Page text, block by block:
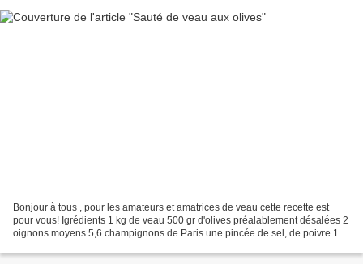
Bonjour à tous , pour les amateurs et amatrices de veau cette recette est
pour vous! Igrédients 1 kg de veau 500 gr d'olives préalablement désalées 2
oignons moyens 5,6 champignons de Paris une pincée de sel, de poivre 1/2